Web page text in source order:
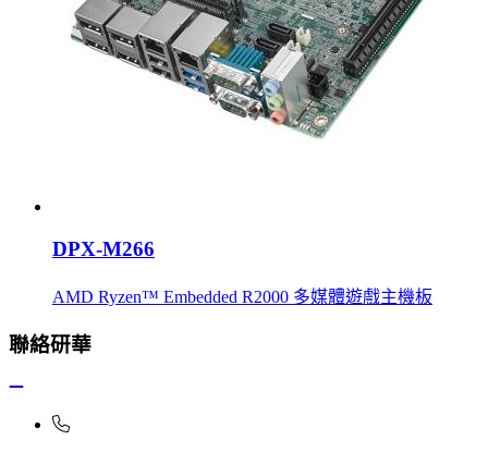
DPX-M266
AMD Ryzen™ Embedded R2000 多媒體遊戲主機板
聯絡研華